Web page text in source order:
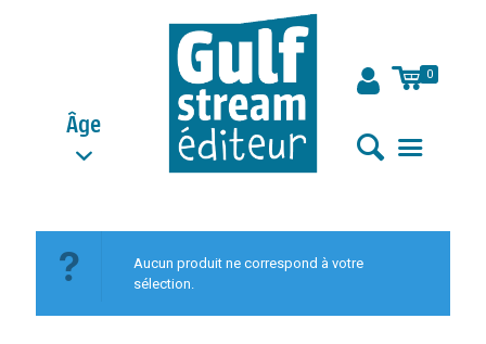
Âge
0
Aucun produit ne correspond à votre
sélection.